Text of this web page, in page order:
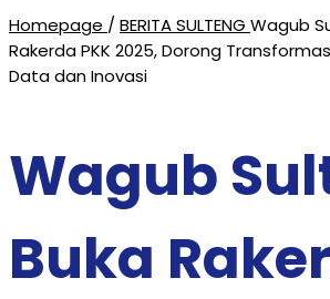
Homepage / BERITA SULTENG Wagub
Rakerda PKK 2025, Dorong
Data dan Inovasi
Wagub
Buka